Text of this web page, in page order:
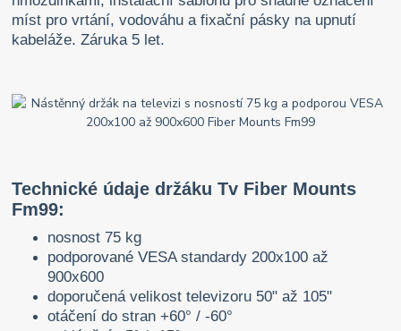
míst pro vrtání, vodováhu a fixační pásky na upnutí
kabeláže. Záruka 5 let.
Technické údaje držáku Tv Fiber Mounts
Fm99:
nosnost 75 kg
podporované VESA standardy 200x100 až
900x600
doporučená velikost televizoru 50" až 105"
otáčení do stran +60° / -60°